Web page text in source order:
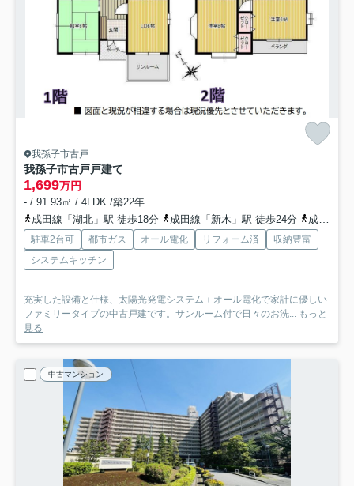
我孫子市古戸
我孫子市古戸戸建て
1,699万円
- / 91.93㎡ / 4LDK /築22年
成田線「湖北」駅 徒歩18分
成田線「新木」駅 徒歩24分 成田線「布佐」駅 徒歩63分
駐車2台可 都市ガス オール電化 リフォーム済
収納豊富
システムキッチン
充実した設備と仕様、太陽光発電システム＋オール電化で家計に優しい
ファミリータイプの中古戸建です。サンルーム付で日々のお洗... もっと
見る
中古マンション